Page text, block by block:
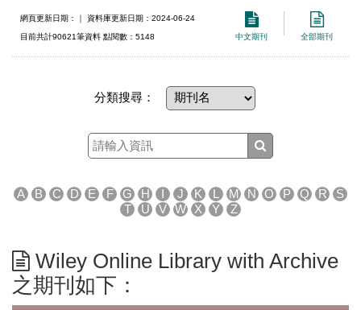
中文期刊 全部期刊
網頁更新日期： ｜ 資料庫更新日期：2024-06-24
目前共計90621筆資料 點閱數：5148
分類搜尋：
A B C D E F G H I J K L M N O P Q R
S
T
U V W X Y Z
Wiley Online Library with Archive
之期刊如下：